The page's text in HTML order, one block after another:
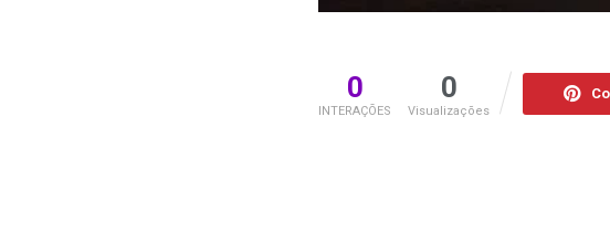
0
INTERAÇÕES
0
Visualizações